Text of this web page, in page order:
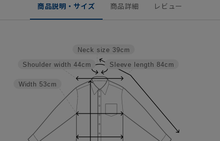
商品説明・サイズ 商品詳細 レビュー
Sleeve length 84cm
Neck size 39cm
Width 53cm
Shoulder width 44cm